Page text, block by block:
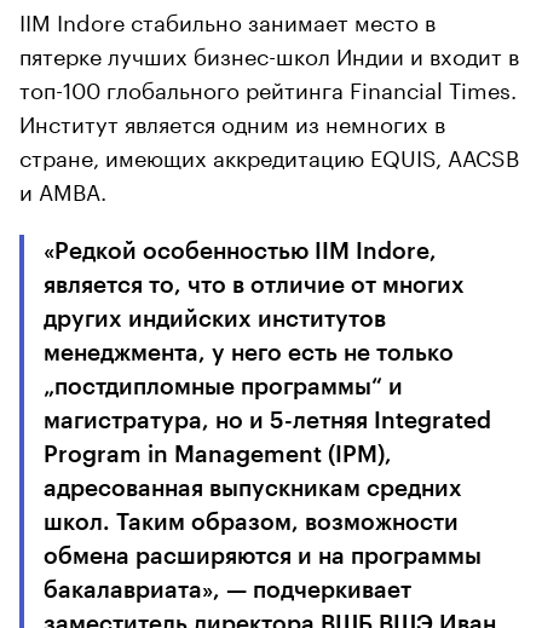
IIM Indore стабильно занимает место в
пятерке лучших бизнес-школ Индии и входит в
топ-100 глобального рейтинга Financial Times.
Институт является одним из немногих в
стране, имеющих аккредитацию EQUIS, AACSB
и AMBA.
«Редкой особенностью IIM Indore,
является то, что в отличие от многих
других индийских институтов
менеджмента, у него есть не только
„постдипломные программы“ и
магистратура, но и 5-летняя Integrated
Program in Management (IPM),
адресованная выпускникам средних
школ. Таким образом, возможности
обмена расширяются и на программы
бакалавриата», — подчеркивает
заместитель директора ВШБ ВШЭ Иван